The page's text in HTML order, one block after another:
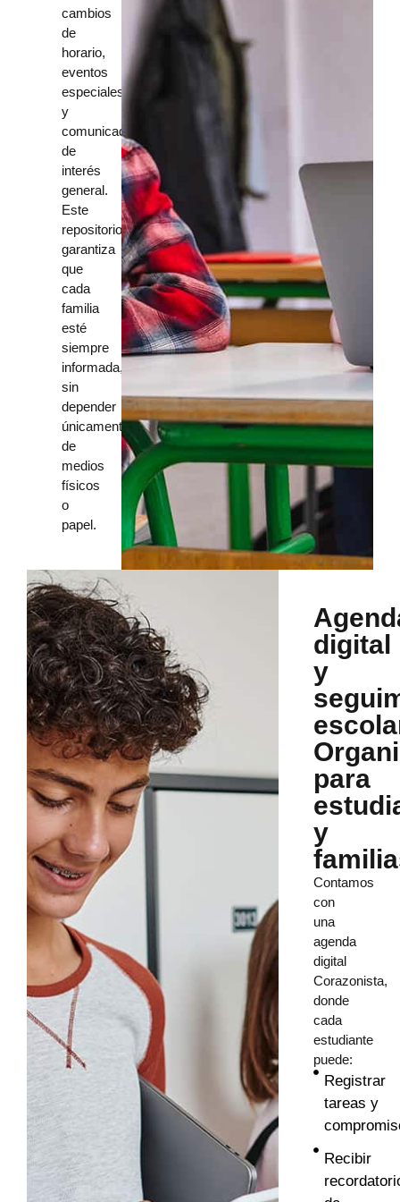
cambios
de
horario,
eventos
especiales
y
comunicados
de
interés
general.
Este
repositorio
garantiza
que
cada
familia
esté
siempre
informada,
sin
depender
únicamente
de
medios
físicos
o
papel.
digital
y
para
y
Contamos
con
una
agenda
digital
Corazonista,
donde
cada
estudiante
puede:
Registrar
tareas y
Recibir